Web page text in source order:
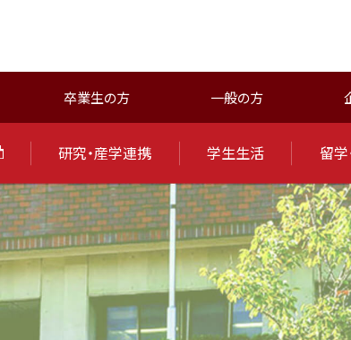
卒業生の方 一般の方
研究・産学連携 学生生活 留学